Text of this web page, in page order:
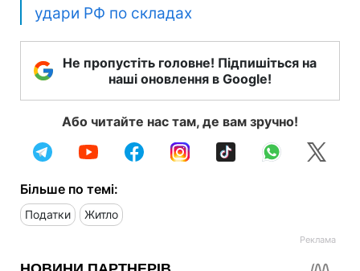
удари РФ по складах
Не пропустіть головне! Підпишіться на
наші оновлення в Google!
Або читайте нас там, де вам зручно!
Більше по темі:
Податки Житло